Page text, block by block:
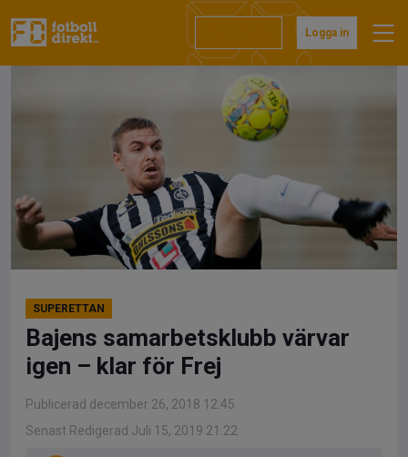
till
Logga in
SUPERETTAN
Bajens samarbetsklubb värvar
igen – klar för Frej
Publicerad december 26, 2018 12:45
Senast Redigerad Juli 15, 2019 21:22